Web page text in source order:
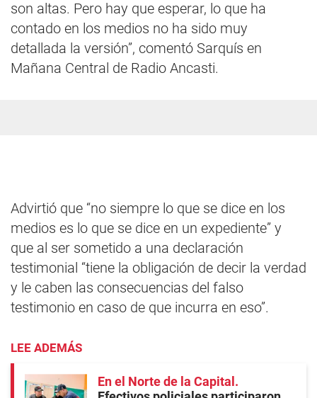
son altas. Pero hay que esperar, lo que ha
contado en los medios no ha sido muy
detallada la versión”, comentó Sarquís en
Mañana Central de Radio Ancasti.
Advirtió que “no siempre lo que se dice en los
medios es lo que se dice en un expediente” y
que al ser sometido a una declaración
testimonial “tiene la obligación de decir la verdad
y le caben las consecuencias del falso
testimonio en caso de que incurra en eso”.
LEE ADEMÁS
En el Norte de la Capital